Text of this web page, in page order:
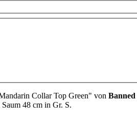
Collar Top Green" von Banned
48 cm in Gr. S.